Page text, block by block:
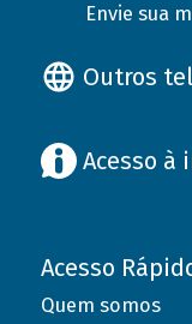
Envie sua
Outros
Acesso à
Acesso
Quem somos